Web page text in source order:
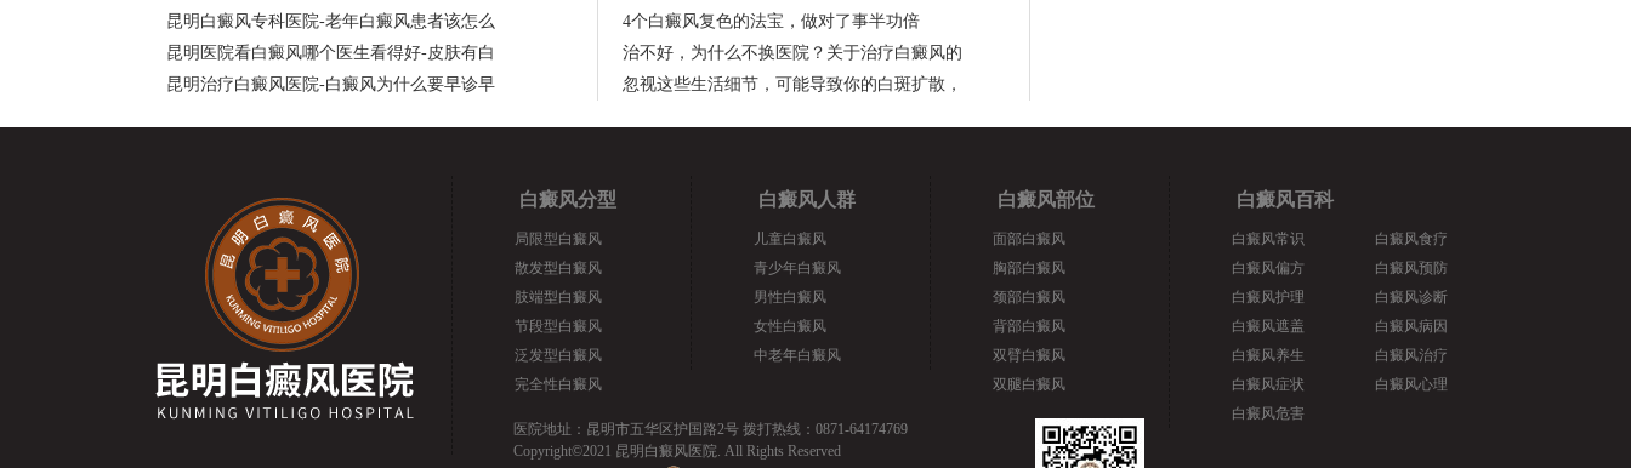
昆明白癜风专科医院-老年白癜风患者该怎么
昆明医院看白癜风哪个医生看得好-皮肤有白
昆明治疗白癜风医院-白癜风为什么要早诊早
4个白癜风复色的法宝，做对了事半功倍
治不好，为什么不换医院？关于治疗白癜风的
忽视这些生活细节，可能导致你的白斑扩散，
白癜风分型
局限型白癜风
散发型白癜风
肢端型白癜风
节段型白癜风
泛发型白癜风
完全性白癜风
白癜风人群
儿童白癜风
青少年白癜风
男性白癜风
女性白癜风
中老年白癜风
白癜风部位
面部白癜风
胸部白癜风
颈部白癜风
背部白癜风
双臂白癜风
双腿白癜风
白癜风百科
白癜风常识
白癜风偏方
白癜风护理
白癜风遮盖
白癜风养生
白癜风症状
白癜风危害
白癜风食疗
白癜风预防
白癜风诊断
白癜风病因
白癜风治疗
白癜风心理
医院地址：昆明市五华区护国路2号 拨打热线：0871-64174769
Copyright©2021 昆明白癜风医院. All Rights Reserved